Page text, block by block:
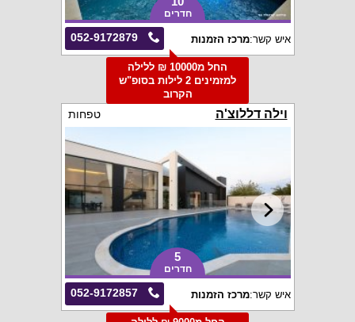
חדרים
052-9172879 איש קשר:מרכז הזמנות
החל מ10000 ₪ ללילה
למזמינים 2 לילות בסופ"ש
הקרוב
וילה דללוצ'ה טפחות
5
חדרים
052-9172857 איש קשר:מרכז הזמנות